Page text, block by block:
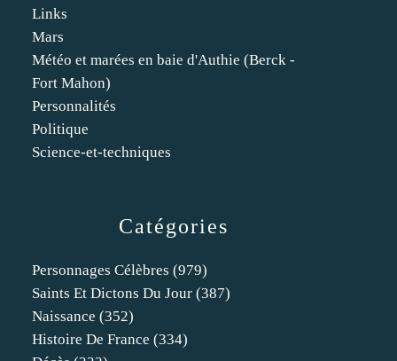
Catégories
Personnages Célèbres (979)
Saints Et Dictons Du Jour (387)
Naissance (352)
Histoire De France (334)
Links
Mars
Météo et marées en baie d'Authie (Berck -
Fort Mahon)
Personnalités
Politique
Science-et-techniques